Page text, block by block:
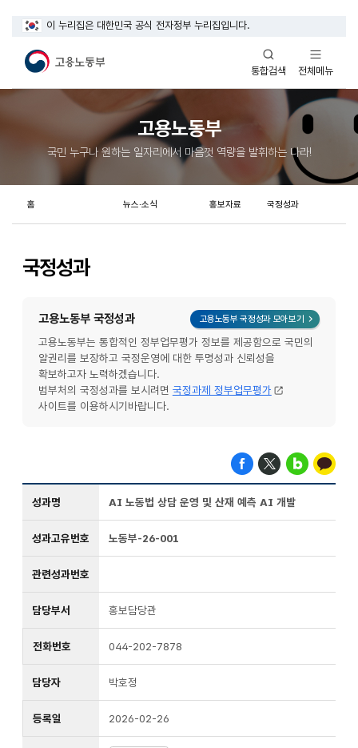
이 누리집은 대한민국 공식 전자정부 누리집입니다.
통합검색
열기
전체메뉴
열기
고용노동부
국민 누구나 원하는 일자리에서 마음껏 역량을 발휘하는 나라!
국정성과
홈 뉴스·소식 홍보자료 국정성과
고용노동부 국정성과
고용노동부는 통합적인 정부업무평가 정보를 제공함으로 국민의
알권리를 보장하고 국정운영에 대한 투명성과 신뢰성을
확보하고자 노력하겠습니다.
범부처의 국정성과를 보시려면 국정과제 정부업무평가
사이트를 이용하시기바랍니다.
레이어 화면
고용노동부 국정성과 모아보기
성과명 AI 노동법 상담 운영 및 산재 예측 AI 개발
성과고유번호 노동부-26-001
관련성과번호
담당부서 홍보담당관
전화번호 044-202-7878
담당자 박호정
등록일 2026-02-26